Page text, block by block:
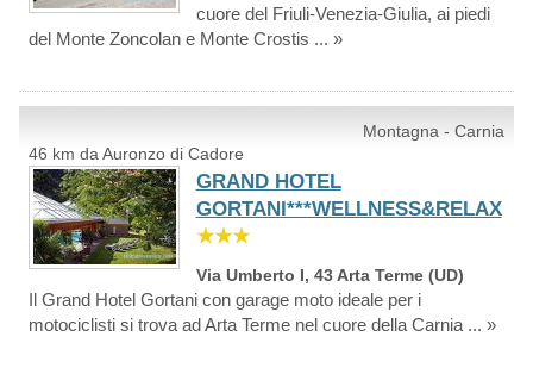
cuore del Friuli-Venezia-Giulia, ai piedi
del Monte Zoncolan e Monte Crostis ... »
Montagna - Carnia
46 km da Auronzo di Cadore
GRAND HOTEL
GORTANI***WELLNESS&RELAX
★★★
Via Umberto I, 43 Arta Terme (UD)
Il Grand Hotel Gortani con garage moto ideale per i
motociclisti si trova ad Arta Terme nel cuore della Carnia ... »